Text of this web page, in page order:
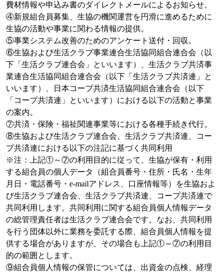
費材情報や申込み書のダイレクトメールによるお知らせ。
④新規組合員募集、生協の機関運営を円滑に進めるために
生協の活動や事業に関わる情報の提供。
⑤事業システム改善のためのアンケート送付・回収。
⑥生協および生活クラブ事業連合生活協同組合連合会（以
下「生活クラブ連合会」といいます）、生活クラブ共済事
業連合生活協同組合連合会（以下「生活クラブ共済連」と
いいます）、日本コープ共済生活協同組合連合会（以下
「コープ共済連」といいます）における以下の活動と事業
の案内。
⑦共済・保険・福祉関連事業等における各種手続き代行。
⑧生協および生活クラブ連合会、生活クラブ共済連、コー
プ共済連における以下の注記に基づく共同利用
※注：上記①～⑦の利用目的に従って、生協が保有・利用
する組合員の個人データ（組合員番号・住所・氏名・生年
月日・電話番号・e-mailアドレス、口座情報等）を生協およ
び生活クラブ連合会、生活クラブ共済連、コープ共済連で
共同利用します。共同利用に関する組合員個人情報データ
の総管理責任者は生活クラブ連合会です。なお、共同利用
を行う団体以外に業務を委託する際、組合員個人情報を提
供する場合がありますが、その場合も上記①～⑦の利用目
的の範囲とします。
⑨組合員個人情報の保管については、出資金の点検、経理